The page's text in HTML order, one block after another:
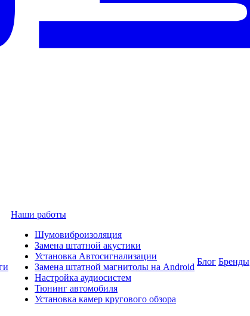
Наши работы
Шумовиброизоляция
Замена штатной акустики
Установка Автосигнализации
Замена штатной магнитолы на Android
Настройка аудиосистем
Тюнинг автомобиля
Установка камер кругового обзора
Блог Бренды